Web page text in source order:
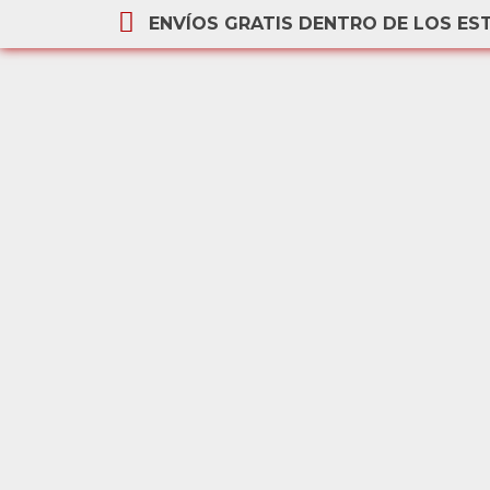
ENVÍOS GRATIS DENTRO DE LOS